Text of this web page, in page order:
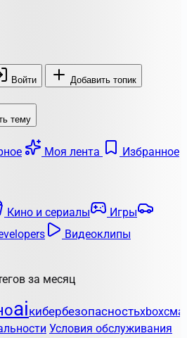
Войти Добавить топик
тему
Моя лента
Избранное
Кино и сериалы
Игры
Видеоклипы
за месяц
aiкибербезопасностьxbox
Условия обслуживания